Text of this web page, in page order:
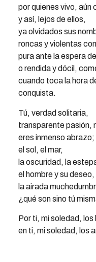
por quienes vivo, aún
y así, lejos de ellos,
ya olvidados sus
roncas y violentas
pura ante la espera
o rendida y dócil,
cuando toca la hora
conquista.
Tú, verdad solitaria,
transparente pasión,
eres inmenso abrazo;
el sol, el mar,
la oscuridad, la
el hombre y su deseo,
la airada
¿qué son sino tú
Por ti, mi soledad, los
en ti, mi soledad, los